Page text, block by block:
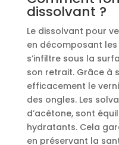
dissolvant ?
Le dissolvant pour
en décomposant les
s’infiltre sous la
son retrait. Grâce à
efficacement le
des ongles. Les
d’acétone, sont
hydratants. Cela
en préservant la